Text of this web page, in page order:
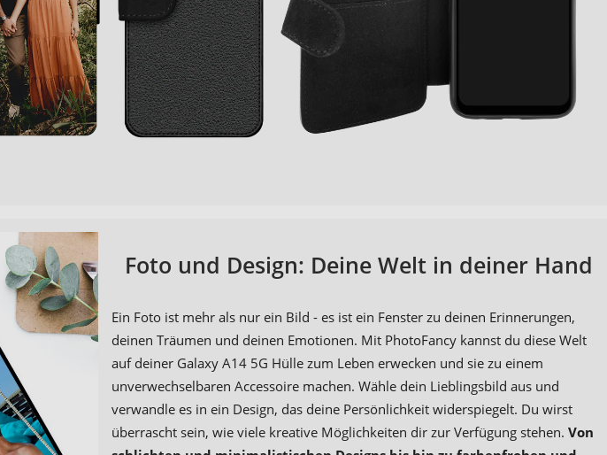
Foto und Design: Deine Welt in deiner Hand
Ein Foto ist mehr als nur ein Bild - es ist ein Fenster zu deinen Erinnerungen,
deinen Träumen und deinen Emotionen. Mit PhotoFancy kannst du diese Welt
auf deiner Galaxy A14 5G Hülle zum Leben erwecken und sie zu einem
unverwechselbaren Accessoire machen. Wähle dein Lieblingsbild aus und
verwandle es in ein Design, das deine Persönlichkeit widerspiegelt. Du wirst
überrascht sein, wie viele kreative Möglichkeiten dir zur Verfügung stehen. Von